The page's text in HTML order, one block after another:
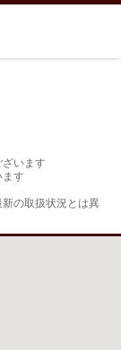
います
す
の取扱状況とは異